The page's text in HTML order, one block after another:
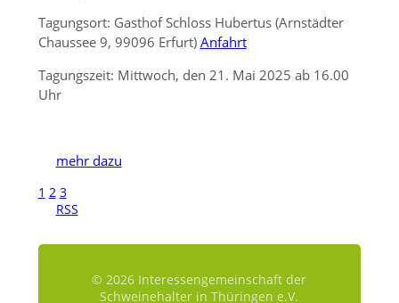
Tagungsort: Gasthof Schloss Hubertus (Arnstädter
Chaussee 9, 99096 Erfurt) Anfahrt
Tagungszeit: Mittwoch, den 21. Mai 2025 ab 16.00
Uhr
mehr dazu
1 2 3
RSS
© 2026 Interessengemeinschaft der
Schweinehalter in Thüringen e.V.